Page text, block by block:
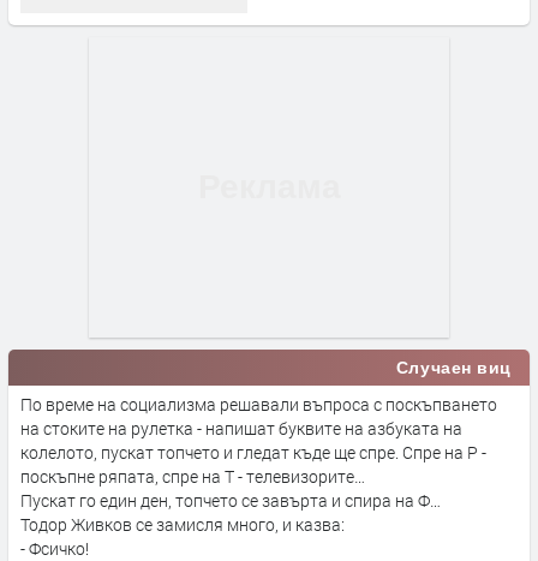
Случаен виц
По време на социализма решавали въпроса с поскъпването
на стоките на рулетка - напишат буквите на азбуката на
колелото, пускат топчето и гледат къде ще спре. Спре на Р -
поскъпне ряпата, спре на Т - телевизорите…
Пускат го един ден, топчето се завърта и спира на Ф…
Тодор Живков се замисля много, и казва:
- Фсичко!